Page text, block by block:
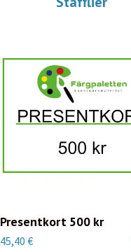
Presentkort 500 kr
45,40 €